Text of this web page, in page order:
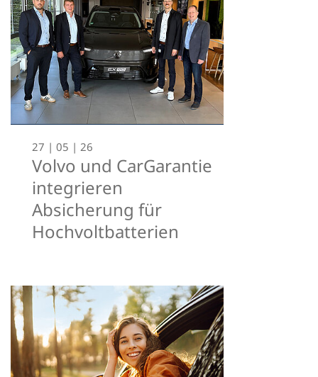
27 | 05 | 26
Volvo und CarGarantie
integrieren
Absicherung für
Hochvoltbatterien